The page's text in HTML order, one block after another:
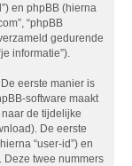
en phpBB (hierna
“phpBB
gedurende
informatie”).
eerste manier is
software maakt
de tijdelijke
De eerste
“user-id”) en
Deze twee nummers